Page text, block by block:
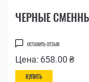
ЧЕРНЫЕ
ОСТАВИТЬ ОТЗЫВ
Цена: 658.00 ₴
КУПИТЬ